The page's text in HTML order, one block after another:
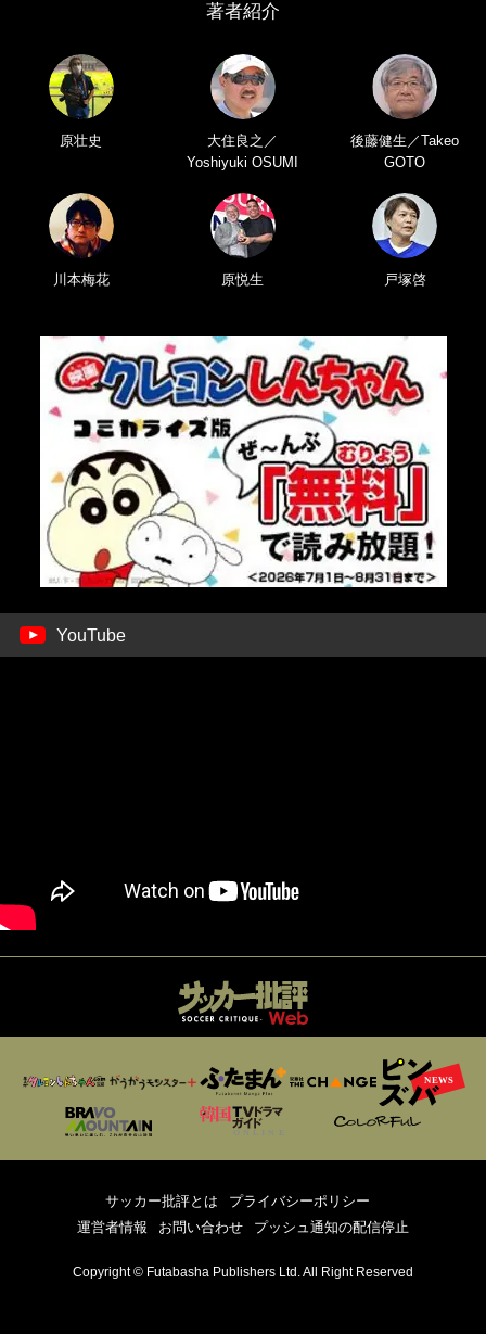
著者紹介
原壮史
大住良之／
Yoshiyuki OSUMI
後藤健生／Takeo
GOTO
川本梅花 原悦生 戸塚啓
YouTube
サッカー批評とは
プライバシーポリシー
運営者情報
お問い合わせ プッシュ通知の配信停止
Copyright © Futabasha Publishers Ltd. All Right Reserved